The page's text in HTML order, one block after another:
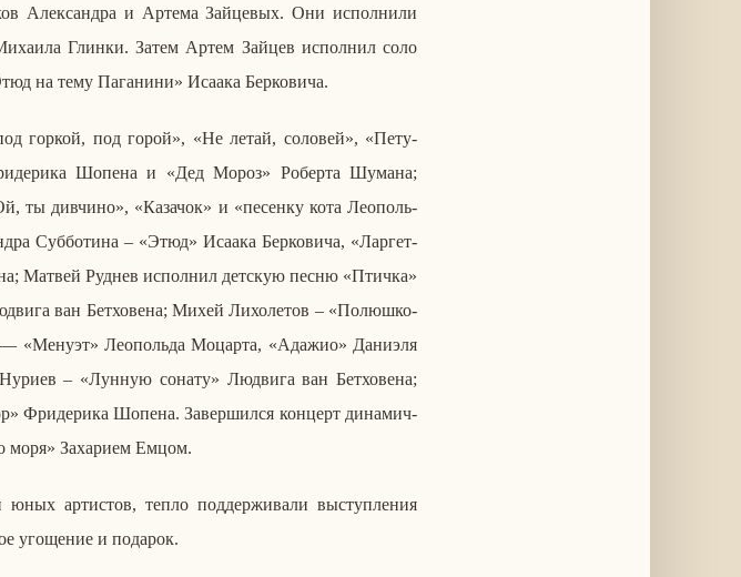
Алек­сандра и Артема Зай­це­вых. Они ис­пол­ни­ли
Глинки. Затем Артем Зайцев ис­пол­нил соло
на тему Па­га­ни­ни» Исаака Бер­ко­ви­ча.
горкой, под горой», «Не летай, со­ло­вей», «Пе­ту­
Шопена и «Дед Мороз» Ро­бер­та Шумана;
див­чи­но», «Ка­за­чок» и «пе­сен­ку кота Лео­поль­
Суб­бо­ти­на – «Этюд» Исаака Бер­ко­ви­ча, «Лар­гет­
Матвей Руднев ис­пол­нил дет­скую песню «Птичка»
ван Бет­хо­ве­на; Михей Ли­хо­ле­тов – «По­люш­ко-
«Менуэт» Лео­поль­да Мо­цар­та, «Адажио» Да­ни­э­ля
– «Лунную сонату» Лю­дви­га ван Бет­хо­ве­на;
Фри­де­ри­ка Шопена. За­вер­шил­ся кон­церт ди­на­мич­
моря» За­ха­ри­ем Емцом.
ар­ти­стов, тепло под­дер­жи­ва­ли вы­ступ­ле­ния
уго­ще­ние и по­да­рок.